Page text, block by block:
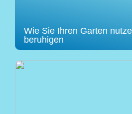
Wie Sie Ihren Garten
beruhigen